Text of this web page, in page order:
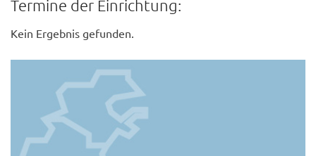
Termine der Einrichtung:
Kein Ergebnis gefunden.